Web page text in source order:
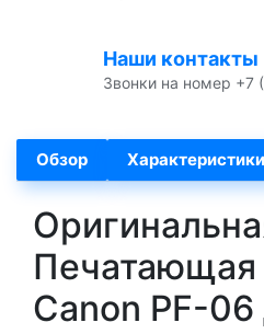
Наши контакты
Звонки на номер +7
Обзор Характеристики
Печатающая
Canon PF-06